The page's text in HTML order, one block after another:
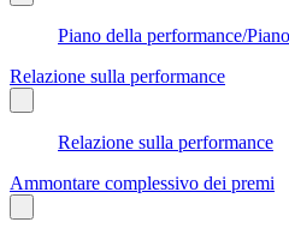
Piano della performance/
Relazione sulla performance
Relazione sulla performance
Ammontare complessivo dei premi